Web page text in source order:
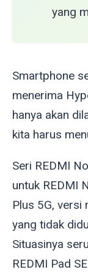
yang
Smartphone
menerima
hanya akan
kita harus
Seri REDMI
untuk REDMI
Plus 5G, versi
yang tidak
Situasinya
REDMI Pad